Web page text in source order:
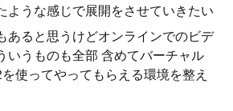
ような感じで展開をさせていきたい
あると思うけどオンラインでのビデ
いうものも全部 含めてバーチャル
使ってやってもらえる環境を整え